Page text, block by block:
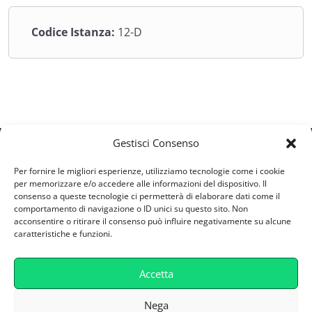
Gestisci Consenso
Per fornire le migliori esperienze, utilizziamo tecnologie come i cookie
per memorizzare e/o accedere alle informazioni del dispositivo. Il
consenso a queste tecnologie ci permetterà di elaborare dati come il
comportamento di navigazione o ID unici su questo sito. Non
acconsentire o ritirare il consenso può influire negativamente su alcune
caratteristiche e funzioni.
Accetta
Nega
chiave come marketing digitale, logistica, manifattura
intelligente, turismo, agroalimentare e servizi connessi.
Accanto agli aspetti tecnologici, il percorso fornisce
d’uso delle tecnologie intelligenti, affrontando temi
dati e impatti sociali dell’automazione, con l’obiettivo di
formare utenti e professionisti consapevoli, capaci di
operare in modo innovativo, critico e sostenibile
nell’ecosistema digitale.
Codice Istanza: 12-D
ESV S.R.L
Via Castellana 164/A - 30174 - Zelarino (VE)
Partita IVA: 04746800277
supporto@retefad.it
Cookie Policy
Caratteristiche Tecniche